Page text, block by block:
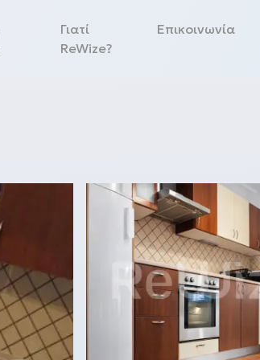
Γιατί
ReWize?
Επικοινωνία